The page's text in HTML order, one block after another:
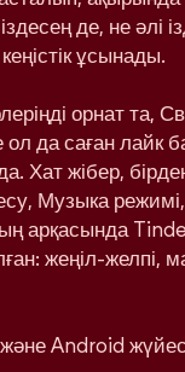
де, не әлі
ұсынады.
орнат та,
ол да саған лайк
Хат жібер,
Музыка
арқасында
жеңіл-желпі,
Android